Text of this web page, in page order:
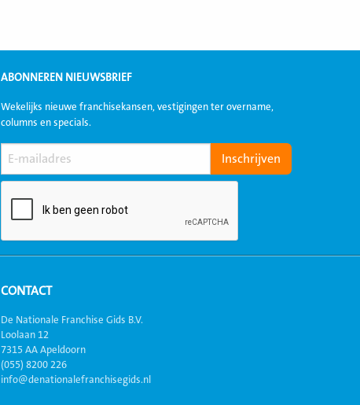
ABONNEREN NIEUWSBRIEF
Wekelijks nieuwe franchisekansen, vestigingen ter overname,
columns en specials.
CONTACT
De Nationale Franchise Gids B.V.
Loolaan 12
7315 AA Apeldoorn
(055) 8200 226
info@denationalefranchisegids.nl